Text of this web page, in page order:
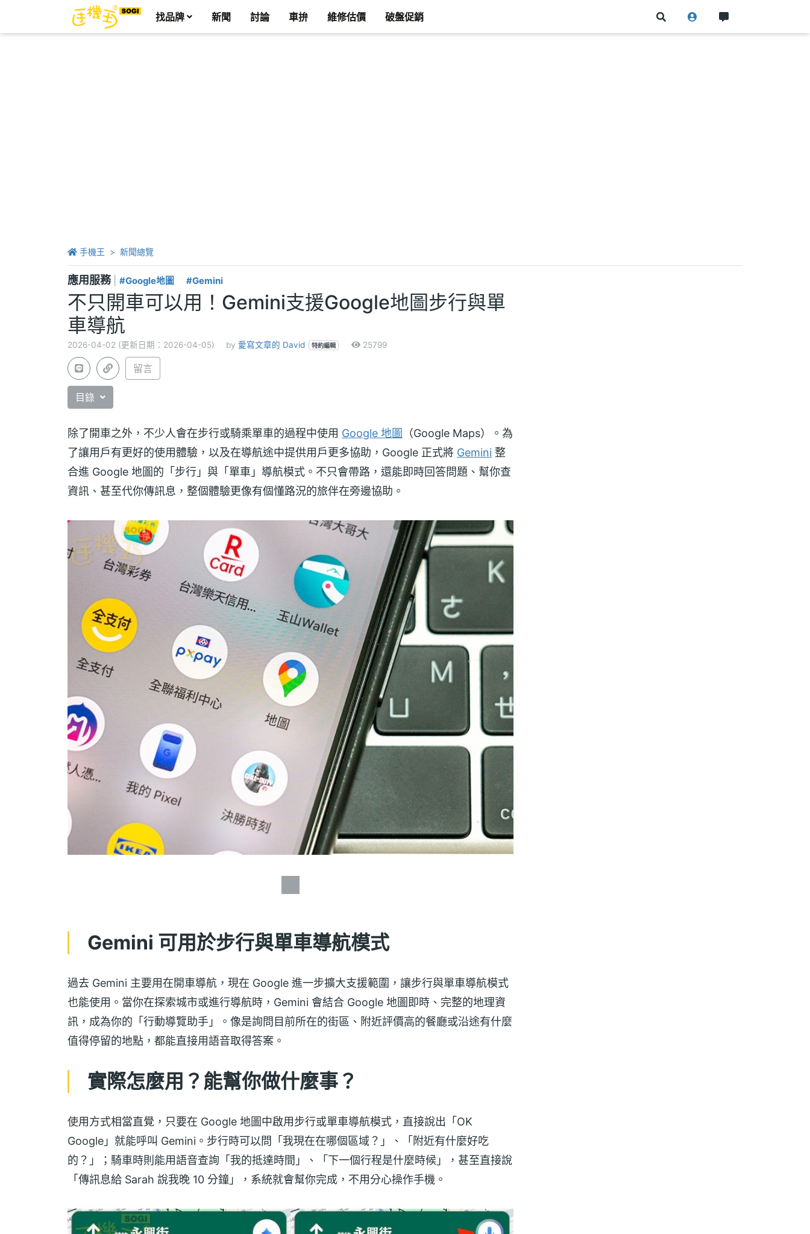
找品牌 新聞 討論 車拚 維修估價 破盤促銷
手機王 新聞總覽
應用服務 #Google地圖 #Gemini
不只開車可以用！Gemini支援Google地圖步行與單
車導航
2026-04-02 (更新日期：2026-04-05) by 愛寫文章的 David 特約編輯 25799
留言
目錄
除了開車之外，不少人會在步行或騎乘單車的過程中使用 Google 地圖 （Google Maps）。為
了讓用戶有更好的使用體驗，以及在導航途中提供用戶更多協助，Google 正式將 Gemini 整
合進 Google 地圖的「步行」與「單車」導航模式。不只會帶路，還能即時回答問題、幫你查
資訊、甚至代你傳訊息，整個體驗更像有個懂路況的旅伴在旁邊協助。
Gemini 可用於步行與單車導航模式
過去 Gemini 主要用在開車導航，現在 Google 進一步擴大支援範圍，讓步行與單車導航模式
也能使用。當你在探索城市或進行導航時，Gemini 會結合 Google 地圖即時、完整的地理資
訊，成為你的「行動導覽助手」。像是詢問目前所在的街區、附近評價高的餐廳或沿途有什麼
值得停留的地點，都能直接用語音取得答案。
實際怎麼用？能幫你做什麼事？
使用方式相當直覺，只要在 Google 地圖中啟用步行或單車導航模式，直接說出「OK
Google」就能呼叫 Gemini。步行時可以問「我現在在哪個區域？」、「附近有什麼好吃
的？」；騎車時則能用語音查詢「我的抵達時間」、「下一個行程是什麼時候」，甚至直接說
「傳訊息給 Sarah 說我晚 10 分鐘」，系統就會幫你完成，不用分心操作手機。